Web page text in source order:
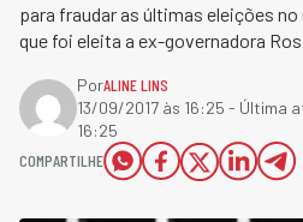
para fraudar as últimas eleições
que foi eleita a ex-governadora
PorALINE LINS
13/09/2017 às 16:25 - Última
16:25
COMPARTILHE